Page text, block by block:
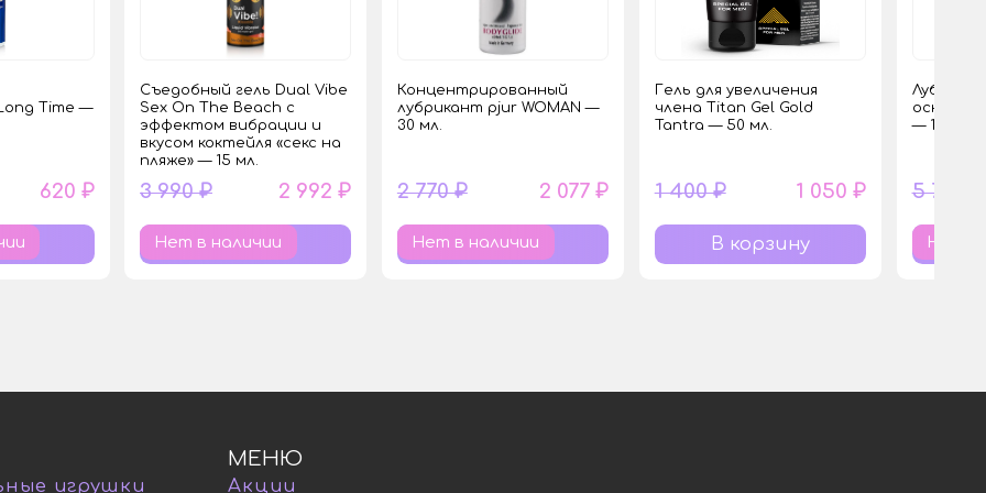
Time —
620 ₽
Съедобный гель Dual Vibe
Sex On The Beach с
эффектом вибрации и
вкусом коктейля «секс на
пляже» — 15 мл.
3 990 ₽ 2 992 ₽
Нет в наличии
Концентрированный
лубрикант pjur WOMAN —
30 мл.
2 770 ₽ 2 077 ₽
Нет в наличии
Гель для увеличения
члена Titan Gel Gold
Tantra — 50 мл.
1 400 ₽ 1 050 ₽
основе
— 170 мл.
5 775 ₽
Нет в
игрушки
МЕНЮ
Акции